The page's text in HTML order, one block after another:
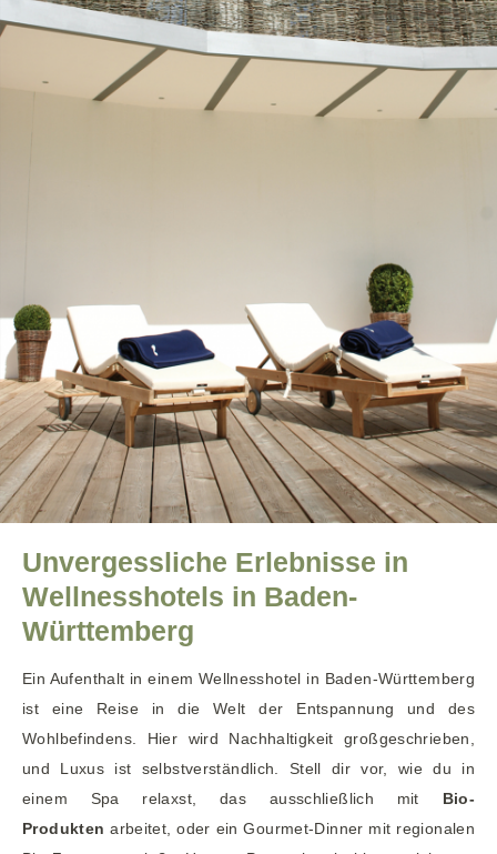
Unvergessliche Erlebnisse in
Wellnesshotels in Baden-
Württemberg
Ein Aufenthalt in einem Wellnesshotel in Baden-Württemberg
ist eine Reise in die Welt der Entspannung und des
Wohlbefindens. Hier wird Nachhaltigkeit großgeschrieben,
und Luxus ist selbstverständlich. Stell dir vor, wie du in
einem Spa relaxst, das ausschließlich mit
Bio-
Produkten arbeitet, oder ein Gourmet-Dinner mit regionalen